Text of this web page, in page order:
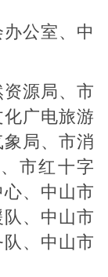
公室、中
源局、市
广电旅游
局、市消
市红十字
、中山市
、中山市
、中山市